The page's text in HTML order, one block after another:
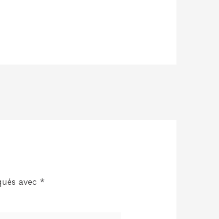
avec *